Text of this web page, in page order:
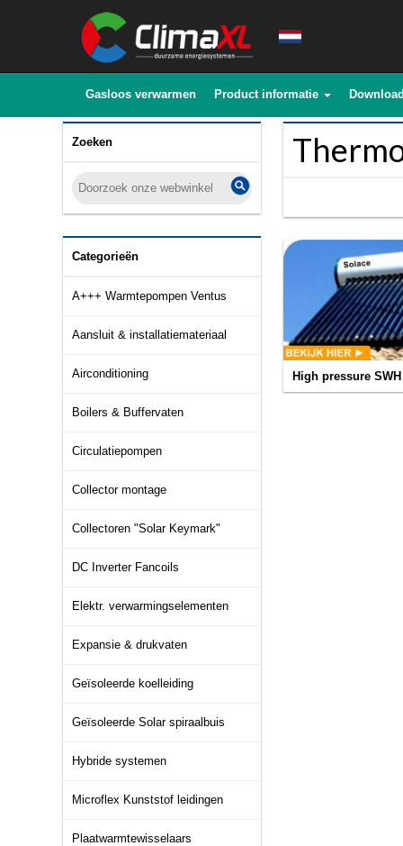
Gasloos verwarmen Product informatie
Zoeken
Categorieën
A+++ Warmtepompen Ventus
Aansluit & installatiemateriaal
Airconditioning
Boilers & Buffervaten
Circulatiepompen
Collector montage
Collectoren "Solar Keymark"
DC Inverter Fancoils
Elektr. verwarmingselementen
Expansie & drukvaten
Geïsoleerde koelleiding
Geïsoleerde Solar spiraalbuis
Hybride systemen
Microflex Kunststof leidingen
Plaatwarmtewisselaars
High pressure SWH